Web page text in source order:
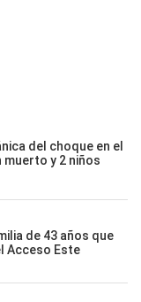
del choque en el
muerto y 2 niños
de 43 años que
Acceso Este